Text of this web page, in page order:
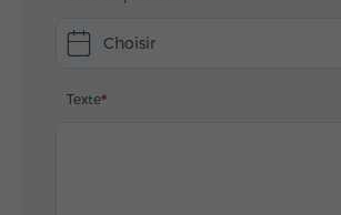
Choisir
Texte